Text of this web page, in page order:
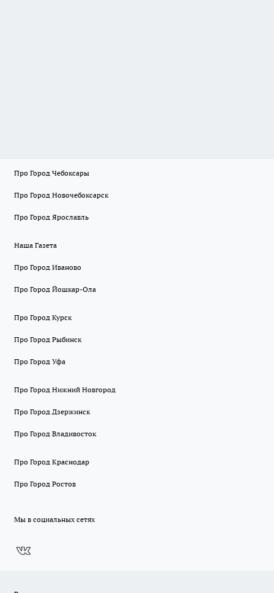
Про Город Чебоксары
Про Город Новочебоксарск
Про Город Ярославль
Наша Газета
Про Город Иваново
Про Город Йошкар-Ола
Про Город Курск
Про Город Рыбинск
Про Город Уфа
Про Город Нижний Новгород
Про Город Дзержинск
Про Город Владивосток
Про Город Краснодар
Про Город Ростов
Мы в социальных сетях